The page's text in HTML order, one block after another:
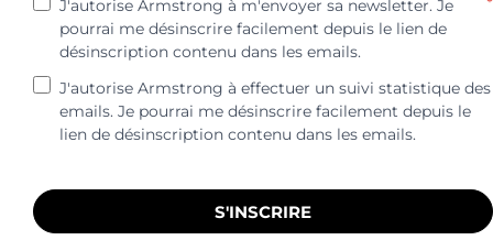
J'autorise Armstrong à m'envoyer sa newsletter. Je
pourrai me désinscrire facilement depuis le lien de
désinscription contenu dans les emails.
J'autorise Armstrong à effectuer un suivi statistique des
emails. Je pourrai me désinscrire facilement depuis le
lien de désinscription contenu dans les emails.
S'INSCRIRE